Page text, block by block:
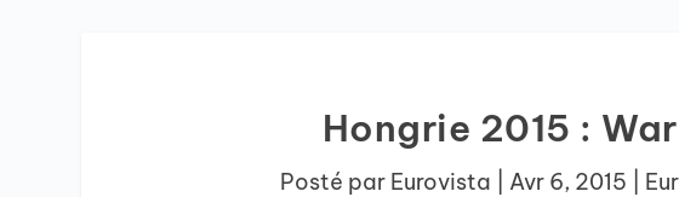
Hongrie 2015 :
Posté par Eurovista Avr 6, 2015